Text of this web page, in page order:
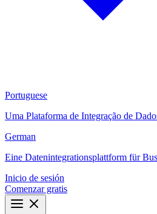
Portuguese
Uma Plataforma de Integração de
German
Eine Datenintegrationsplattform für
Inicio de sesión
Comenzar gratis